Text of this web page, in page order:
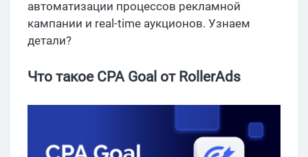
автоматизации процессов рекламной
кампании и real-time аукционов. Узнаем
детали?
Что такое CPA Goal от RollerAds